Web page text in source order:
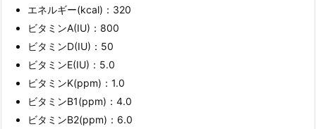
エネルギー(kcal)：320
ビタミンA(IU)：800
ビタミンD(IU)：50
ビタミンE(IU)：5.0
ビタミンK(ppm)：1.0
ビタミンB1(ppm)：4.0
ビタミンB2(ppm)：6.0